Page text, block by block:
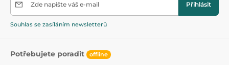
Zde napište váš e-mail Přihlásit
Souhlas se zasíláním newsletterů
Potřebujete poradit offline